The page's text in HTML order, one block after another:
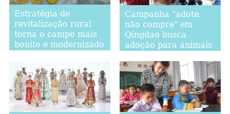
Estratégia de
revitalização rural
torna o campo mais
bonito e modernizado
Campanha "adote,
não compre" em
Qingdao busca
adoção para animais